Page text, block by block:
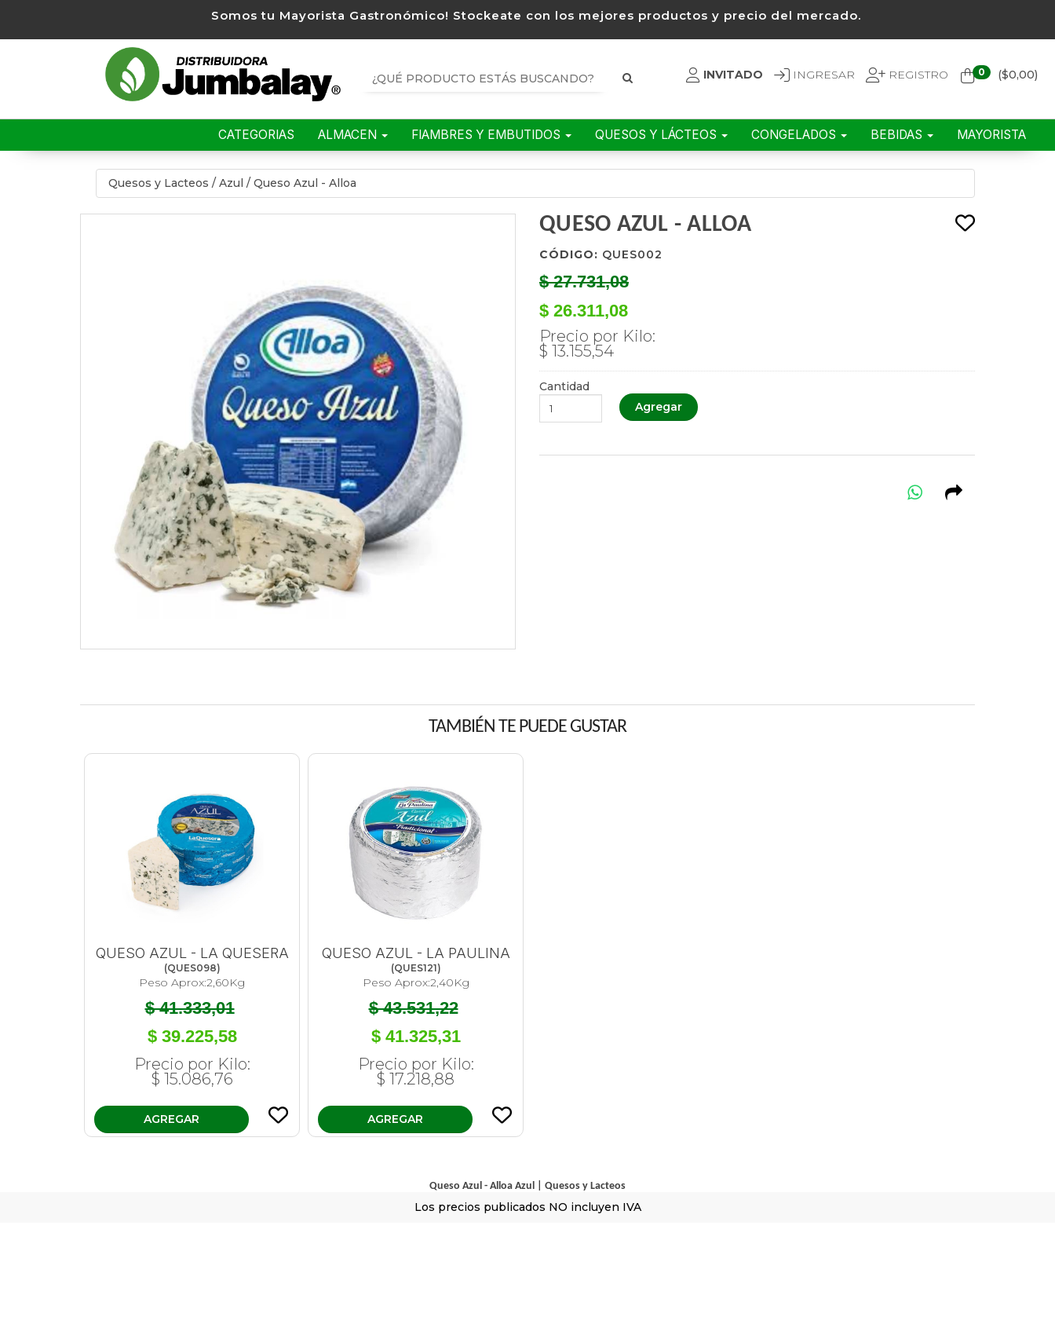
Somos tu Mayorista Gastronómico! Stockeate con los mejores productos y precio del mercado.
INVITADO INGRESAR REGISTRO 0 ($0,00)
CATEGORIAS ALMACEN FIAMBRES Y EMBUTIDOS QUESOS Y LÁCTEOS CONGELADOS BEBIDAS MAYORISTA
Quesos y Lacteos / Azul / Queso Azul - Alloa
QUESO AZUL - ALLOA
CÓDIGO: QUES002
$ 27.731,08
$ 26.311,08
Precio por Kilo:
$ 13.155,54
Cantidad
TAMBIÉN TE PUEDE GUSTAR
QUESO AZUL - LA QUESERA
(QUES098)
Peso Aprox:2,60Kg
$ 41.333,01
$ 39.225,58
Precio por Kilo:
$ 15.086,76
AGREGAR
QUESO AZUL - LA PAULINA
(QUES121)
Peso Aprox:2,40Kg
$ 43.531,22
$ 41.325,31
Precio por Kilo:
$ 17.218,88
AGREGAR
Queso Azul - Alloa Azul Quesos y Lacteos
Los precios publicados NO incluyen IVA